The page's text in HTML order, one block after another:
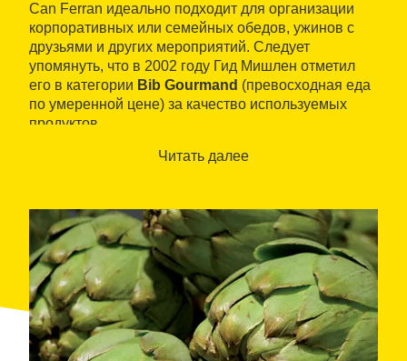
Can Ferran идеально подходит для организации
корпоративных или семейных обедов, ужинов с
друзьями и других мероприятий. Следует
упомянуть, что в 2002 году Гид Мишлен отметил
его в категории Bib Gourmand (превосходная еда
по умеренной цене) за качество используемых
продуктов.
Читать далее